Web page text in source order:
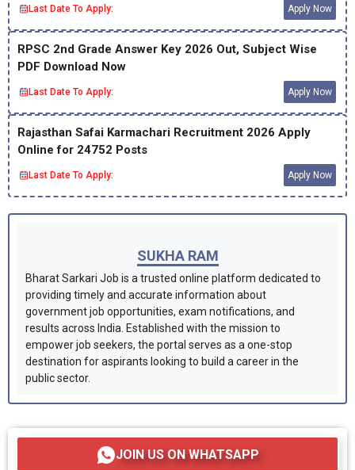
Last Date To Apply: Apply Now
RPSC 2nd Grade Answer Key 2026 Out, Subject Wise
PDF Download Now
Last Date To Apply: Apply Now
Rajasthan Safai Karmachari Recruitment 2026 Apply
Online for 24752 Posts
Last Date To Apply: Apply Now
SUKHA RAM
Bharat Sarkari Job is a trusted online platform dedicated to
providing timely and accurate information about
government job opportunities, exam notifications, and
results across India. Established with the mission to
empower job seekers, the portal serves as a one-stop
destination for aspirants looking to build a career in the
public sector.
JOIN US ON WHATSAPP